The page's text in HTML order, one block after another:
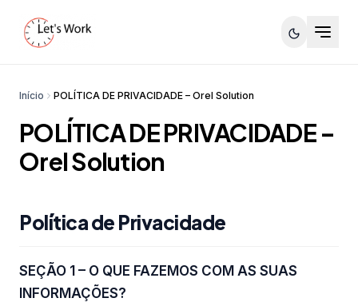
Início POLÍTICA DE PRIVACIDADE – Orel Solution
POLÍTICA DE PRIVACIDADE –
Orel Solution
Política de Privacidade
SEÇÃO 1 – O QUE FAZEMOS COM AS SUAS
INFORMAÇÕES?